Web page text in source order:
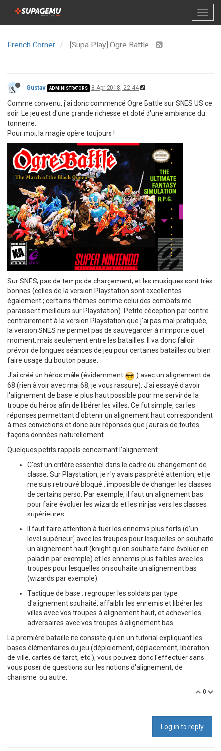
French Corner [Supa Play] Ogre Battle
Gustav ADMINISTRATORS 8 Apr 2018, 22:44
Comme convenu, j'ai donc commencé Ogre Battle sur SNES US ce
soir. Le jeu est d'une grande richesse et doté d'une ambiance du
tonnerre.
Pour moi, la magie opère toujours !
Sur SNES, pas de temps de chargement, et les musiques sont très
bonnes (celles de la version Playstation sont excellentes
également ; certains thèmes comme celui des combats me
paraissent meilleurs sur Playstation). Petite déception par contre :
contrairement à la version Playstation que j'ai pas mal pratiquée,
la version SNES ne permet pas de sauvegarder à n'importe quel
moment, mais seulement entre les batailles. Il va donc falloir
prévoir de longues séances de jeu pour certaines batailles ou bien
faire usage du bouton pause.
J'ai créé un héros mâle (évidemment
) avec un alignement de
68 (rien à voir avec mai 68, je vous rassure). J'ai essayé d'avoir
l'alignement de base le plus haut possible pour me servir de la
troupe du héros afin de libérer les villes. Ce fut simple, car les
réponses permettant d'obtenir un alignement haut correspondent
à mes convictions et donc aux réponses que j'aurais de toutes
façons données naturellement.
Quelques petits rappels concernant l'alignement :
C'est un critère essentiel dans le cadre du changement de
classe. Sur Playstation, je n'y avais pas prêté attention, et je
me suis retrouvé bloqué : impossible de changer les classes
de certains perso. Par exemple, il faut un alignement bas
pour faire évoluer les wizards et les ninjas vers les classes
supérieures.
Il faut faire attention à tuer les ennemis plus forts (d'un
level supérieur) avec les troupes pour lesquelles on souhaite
un alignement haut (knight qu'on souhaite faire évoluer en
paladin par exemple) et les ennemis plus faibles avec les
troupes pour lesquelles on souhaite un alignement bas
(wizards par exemple).
Tactique de base : regrouper les soldats par type
d'alignement souhaité, affaiblir les ennemis et libérer les
villes avec vos troupes à alignement haut, et achever les
adversaires avec vos troupes à alignement bas.
La première bataille ne consiste qu'en un tutorial expliquant les
bases élémentaires du jeu (déploiement, déplacement, libération
de ville, cartes de tarot, etc.), vous pouvez donc l'effectuer sans
vous poser de questions sur les notions d'alignement, de
charisme, ou autre.
0
Log in to reply